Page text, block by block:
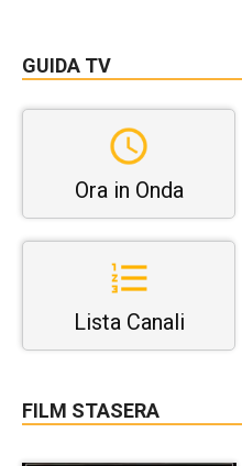
GUIDA TV
Ora in Onda
Lista Canali
FILM STASERA